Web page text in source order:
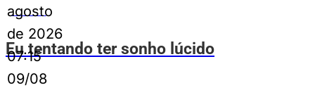
agosto
de 2026
07:15
09/08
ESPIA AÍ
Eu tentando ter sonho lúcido